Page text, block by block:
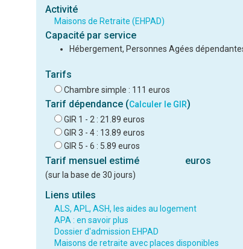
Activité
Maisons de Retraite (EHPAD)
Capacité par service
Hébergement, Personnes Agées
Tarifs
Chambre simple : 111 euros
Tarif dépendance (Calculer le GIR)
GIR 1 - 2 : 21.89 euros
GIR 3 - 4 : 13.89 euros
GIR 5 - 6 : 5.89 euros
Tarif mensuel estimé euros
(sur la base de 30 jours)
Liens utiles
ALS, APL, ASH, les aides au logement
APA : en savoir plus
Dossier d'admission EHPAD
Maisons de retraite avec places disponibles